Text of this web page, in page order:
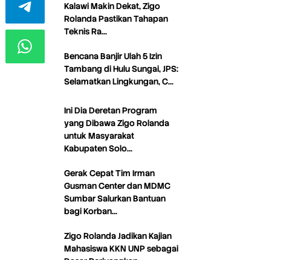
Kalawi Makin Dekat, Zigo
Rolanda Pastikan Tahapan
Teknis Ra…
Bencana Banjir Ulah 5 Izin
Tambang di Hulu Sungai, JPS:
Selamatkan Lingkungan, C…
Ini Dia Deretan Program
yang Dibawa Zigo Rolanda
untuk Masyarakat
Kabupaten Solo…
Gerak Cepat Tim Irman
Gusman Center dan MDMC
Sumbar Salurkan Bantuan
bagi Korban…
Zigo Rolanda Jadikan Kajian
Mahasiswa KKN UNP sebagai